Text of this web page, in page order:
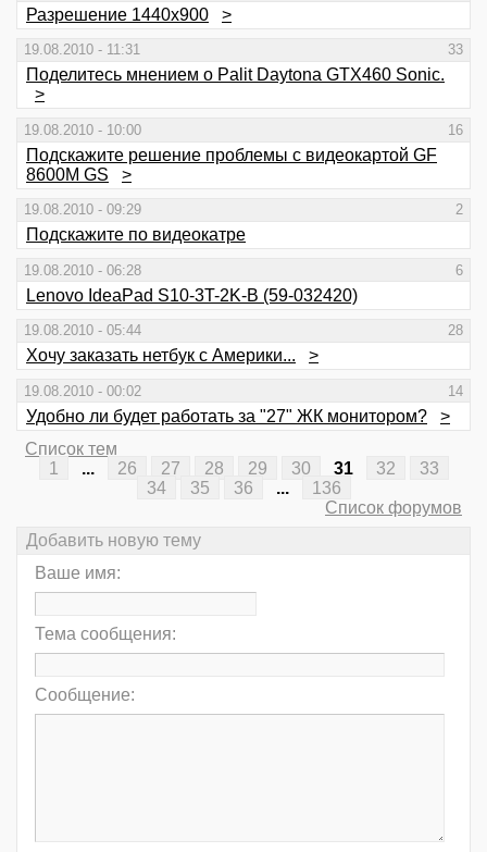
Разрешение 1440х900 >
19.08.2010 - 11:31 33
Поделитесь мнением о Palit Daytona GTX460 Sonic.
>
19.08.2010 - 10:00 16
Подскажите решение проблемы с видеокартой GF
8600M GS
>
19.08.2010 - 09:29 2
Подскажите по видеокатре
19.08.2010 - 06:28 6
Lenovo IdeaPad S10-3T-2K-B (59-032420)
19.08.2010 - 05:44 28
Хочу заказать нетбук с Америки... >
19.08.2010 - 00:02 14
Удобно ли будет работать за "27" ЖК монитором?
>
Список тем
1
... 26 27 28 29 30 31 32
33
34
35 36 ...
136
Список форумов
Добавить новую тему
Ваше имя:
Тема сообщения:
Сообщение: